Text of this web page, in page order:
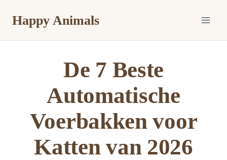
naarHappy Animals
De 7 Beste
Automatische
Voerbakken voor
Katten van 2026